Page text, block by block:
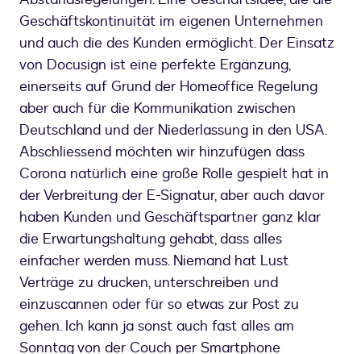
Geschäftskontinuität im eigenen Unternehmen
und auch die des Kunden ermöglicht. Der Einsatz
von Docusign ist eine perfekte Ergänzung,
einerseits auf Grund der Homeoffice Regelung
aber auch für die Kommunikation zwischen
Deutschland und der Niederlassung in den USA.
Abschliessend möchten wir hinzufügen dass
Corona natürlich eine große Rolle gespielt hat in
der Verbreitung der E-Signatur, aber auch davor
haben Kunden und Geschäftspartner ganz klar
die Erwartungshaltung gehabt, dass alles
einfacher werden muss. Niemand hat Lust
Verträge zu drucken, unterschreiben und
einzuscannen oder für so etwas zur Post zu
gehen. Ich kann ja sonst auch fast alles am
Sonntag von der Couch per Smartphone